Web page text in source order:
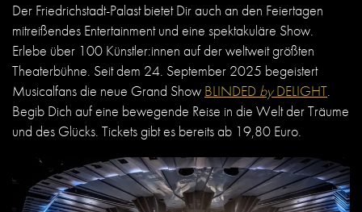
Der Friedrichstadt-Palast bietet Dir auch an den Feiertagen
mitreißendes Entertainment und eine spektakuläre Show.
Erlebe über 100 Künstler:innen auf der weltweit größten
Theaterbühne. Seit dem 24. September 2025 begeistert
Musicalfans die neue Grand Show BLINDED byDELIGHT.
Begib Dich auf eine bewegende Reise in die Welt der Träume
und des Glücks. Tickets gibt es bereits ab 19,80 Euro.